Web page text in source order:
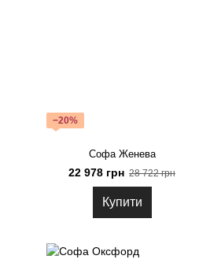
−20%
Софа Женева
22 978 грн 28 722 грн
Купити